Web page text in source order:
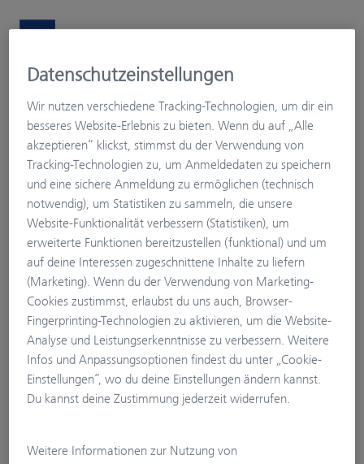
Ihr ZEISS Vision Experte
Mein Sehprofil
Datenschutzeinstellungen
Wir nutzen verschiedene Tracking-Technologien, um dir ein
besseres Website-Erlebnis zu bieten. Wenn du auf „Alle
akzeptieren“ klickst, stimmst du der Verwendung von
Tracking-Technologien zu, um Anmeldedaten zu speichern
und eine sichere Anmeldung zu ermöglichen (technisch
notwendig), um Statistiken zu sammeln, die unsere
Website-Funktionalität verbessern (Statistiken), um
erweiterte Funktionen bereitzustellen (funktional) und um
auf deine Interessen zugeschnittene Inhalte zu liefern
(Marketing). Wenn du der Verwendung von Marketing-
Cookies zustimmst, erlaubst du uns auch, Browser-
Fingerprinting-Technologien zu aktivieren, um die Website-
Analyse und Leistungserkenntnisse zu verbessern. Weitere
Infos und Anpassungsoptionen findest du unter „Cookie-
Einstellungen“, wo du deine Einstellungen ändern kannst.
Du kannst deine Zustimmung jederzeit widerrufen.
Weitere Informationen zur Nutzung von